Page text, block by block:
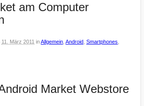
am Computer
11. März 2011 inAllgemein Android Smartphones
Market Webstore